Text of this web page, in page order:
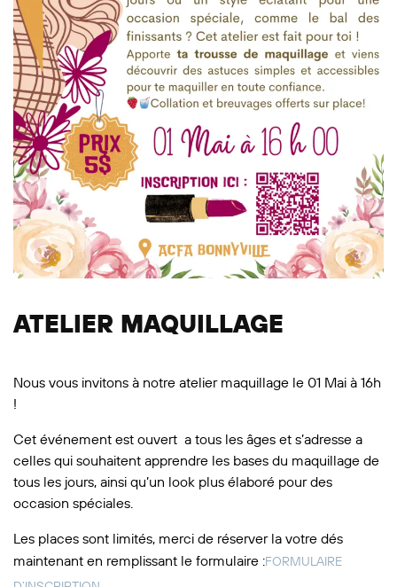
ATELIER MAQUILLAGE
Nous vous invitons à notre atelier maquillage le 01 Mai à 16h
!
Cet événement est ouvert a tous les âges et s’adresse a
celles qui souhaitent apprendre les bases du maquillage de
tous les jours, ainsi qu’un look plus élaboré pour des
occasion spéciales.
Les places sont limités, merci de réserver la votre dés
maintenant en remplissant le formulaire :FORMULAIRE